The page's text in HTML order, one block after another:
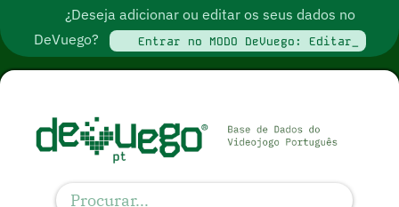
¿Deseja adicionar ou editar os seus dados no
DeVuego?
Entrar no MODO DeVuego: Editar_